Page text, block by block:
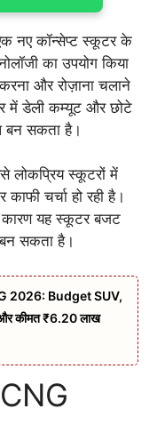
नए कॉन्सेप्ट स्कूटर के
का उपयोग किया
और रोज़ाना चलाने
में डेली कम्यूट और छोटे
बन सकता है।
लोकप्रिय स्कूटरों में
चर्चा हो रही है।
यह स्कूटर बजट
सकता है।
2026: Budget SUV,
कीमत ₹6.20 लाख